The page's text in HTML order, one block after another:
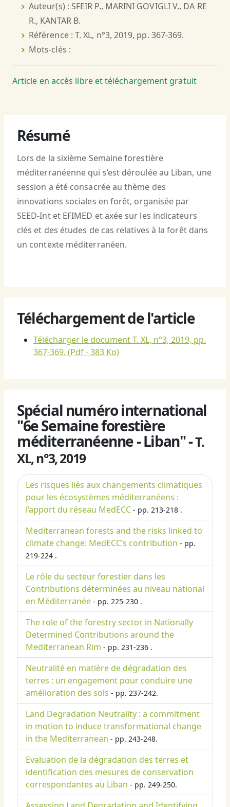
Auteur(s) : SFEIR P., MARINI GOVIGLI V., DA RE
R., KANTAR B.
Référence : T. XL, n°3, 2019, pp. 367-369.
Mots-clés :
Article en accès libre et téléchargement gratuit
Résumé
Lors de la sixième Semaine forestière
méditerranéenne qui s’est déroulée au Liban, une
session a été consacrée au thème des
innovations sociales en forêt, organisée par
SEED-Int et EFIMED et axée sur les indicateurs
clés et des études de cas relatives à la forêt dans
un contexte méditerranéen.
Téléchargement de l'article
Télécharger le document T. XL, n°3, 2019, pp.
367-369. (Pdf - 383 Ko)
Spécial numéro international
"6e Semaine forestière
méditerranéenne - Liban" -T.
XL, n°3, 2019
Les risques liés aux changements climatiques
pour les écosystèmes méditerranéens :
l’apport du réseau MedECC - pp. 213-218 .
Mediterranean forests and the risks linked to
climate change: MedECC’s contribution - pp.
219-224 .
Le rôle du secteur forestier dans les
Contributions déterminées au niveau national
en Méditerranée - pp. 225-230 .
The role of the forestry sector in Nationally
Determined Contributions around the
Mediterranean Rim - pp. 231-236 .
Neutralité en matière de dégradation des
terres : un engagement pour conduire une
amélioration des sols - pp. 237-242.
Land Degradation Neutrality : a commitment
in motion to induce transformational change
in the Mediterranean - pp. 243-248.
Evaluation de la dégradation des terres et
identification des mesures de conservation
correspondantes au Liban - pp. 249-250.